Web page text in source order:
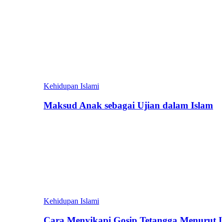
Kehidupan Islami
Maksud Anak sebagai Ujian dalam Islam
Kehidupan Islami